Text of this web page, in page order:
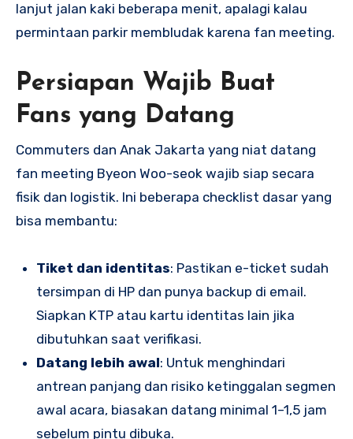
lanjut jalan kaki beberapa menit, apalagi kalau
permintaan parkir membludak karena fan meeting.
Persiapan Wajib Buat
Fans yang Datang
Commuters dan Anak Jakarta yang niat datang
fan meeting Byeon Woo-seok wajib siap secara
fisik dan logistik. Ini beberapa checklist dasar yang
bisa membantu:
Tiket dan identitas: Pastikan e-ticket sudah
tersimpan di HP dan punya backup di email.
Siapkan KTP atau kartu identitas lain jika
dibutuhkan saat verifikasi.
Datang lebih awal: Untuk menghindari
antrean panjang dan risiko ketinggalan segmen
awal acara, biasakan datang minimal 1–1,5 jam
sebelum pintu dibuka.